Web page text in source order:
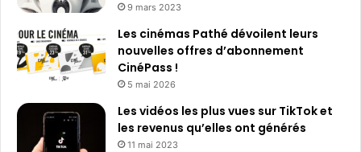
9 mars 2023
Les cinémas Pathé dévoilent leurs
nouvelles offres d’abonnement
CinéPass !
5 mai 2026
Les vidéos les plus vues sur TikTok et
les revenus qu’elles ont générés
11 mai 2023